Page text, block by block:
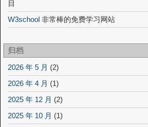
目
W3school 非常棒的免费学习网站
归档
2026 年 5 月 (2)
2026 年 4 月 (1)
2025 年 12 月 (2)
2025 年 10 月 (1)